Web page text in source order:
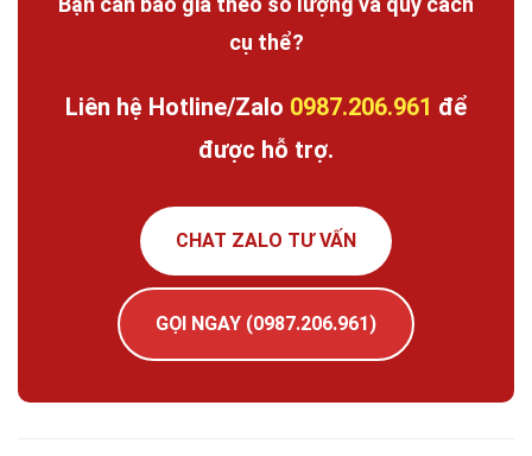
cụ thể?
Liên hệ Hotline/Zalo 0987.206.961 để
được hỗ trợ.
CHAT ZALO TƯ VẤN
GỌI NGAY (0987.206.961)